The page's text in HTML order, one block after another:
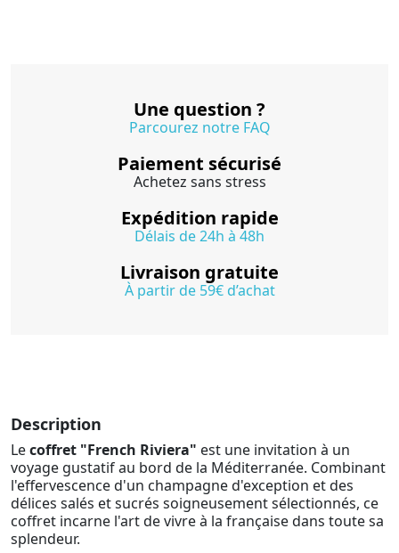
Une question ?
Parcourez notre FAQ
Paiement sécurisé
Achetez sans stress
Expédition rapide
Délais de 24h à 48h
Livraison gratuite
À partir de 59€ d’achat
Description
Lecoffret "French Riviera" est une invitation à un
voyage gustatif au bord de la Méditerranée. Combinant
l'effervescence d'un champagne d'exception et des
délices salés et sucrés soigneusement sélectionnés, ce
coffret incarne l'art de vivre à la française dans toute sa
splendeur.